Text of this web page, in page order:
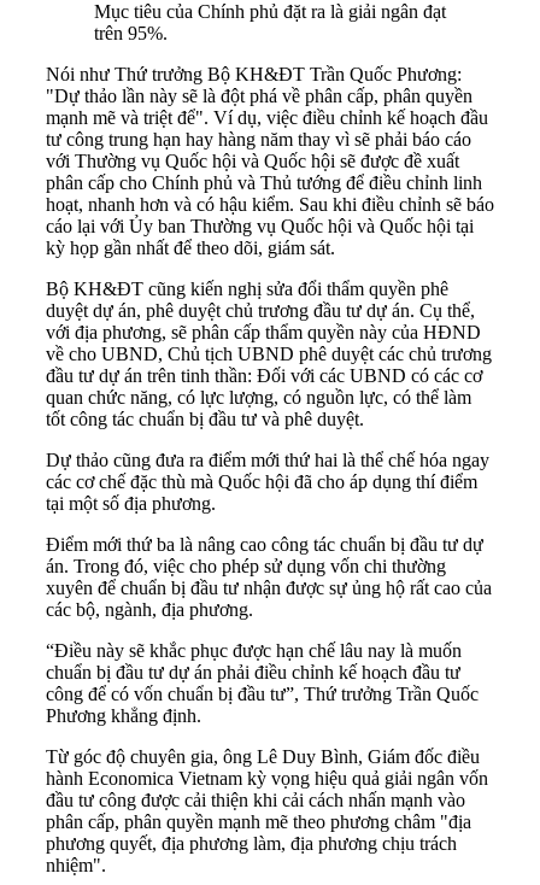
Mục tiêu của Chính phủ đặt ra là giải ngân đạt
trên 95%.
Nói như Thứ trưởng Bộ KH&ĐT Trần Quốc Phương:
"Dự thảo lần này sẽ là đột phá về phân cấp, phân quyền
mạnh mẽ và triệt để". Ví dụ, việc điều chỉnh kế hoạch đầu
tư công trung hạn hay hàng năm thay vì sẽ phải báo cáo
với Thường vụ Quốc hội và Quốc hội sẽ được đề xuất
phân cấp cho Chính phủ và Thủ tướng để điều chỉnh linh
hoạt, nhanh hơn và có hậu kiểm. Sau khi điều chỉnh sẽ báo
cáo lại với Ủy ban Thường vụ Quốc hội và Quốc hội tại
kỳ họp gần nhất để theo dõi, giám sát.
Bộ KH&ĐT cũng kiến nghị sửa đổi thẩm quyền phê
duyệt dự án, phê duyệt chủ trương đầu tư dự án. Cụ thể,
với địa phương, sẽ phân cấp thẩm quyền này của HĐND
về cho UBND, Chủ tịch UBND phê duyệt các chủ trương
đầu tư dự án trên tinh thần: Đối với các UBND có các cơ
quan chức năng, có lực lượng, có nguồn lực, có thể làm
tốt công tác chuẩn bị đầu tư và phê duyệt.
Dự thảo cũng đưa ra điểm mới thứ hai là thể chế hóa ngay
các cơ chế đặc thù mà Quốc hội đã cho áp dụng thí điểm
tại một số địa phương.
Điểm mới thứ ba là nâng cao công tác chuẩn bị đầu tư dự
án. Trong đó, việc cho phép sử dụng vốn chi thường
xuyên để chuẩn bị đầu tư nhận được sự ủng hộ rất cao của
các bộ, ngành, địa phương.
“Điều này sẽ khắc phục được hạn chế lâu nay là muốn
chuẩn bị đầu tư dự án phải điều chỉnh kế hoạch đầu tư
công để có vốn chuẩn bị đầu tư”, Thứ trưởng Trần Quốc
Phương khẳng định.
Từ góc độ chuyên gia, ông Lê Duy Bình, Giám đốc điều
hành Economica Vietnam kỳ vọng hiệu quả giải ngân vốn
đầu tư công được cải thiện khi cải cách nhấn mạnh vào
phân cấp, phân quyền mạnh mẽ theo phương châm "địa
phương quyết, địa phương làm, địa phương chịu trách
nhiệm".